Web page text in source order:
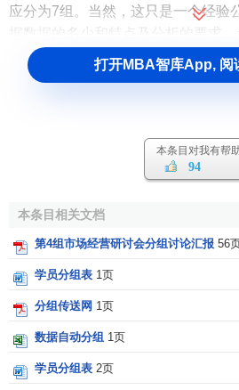
应分为7组。当然，这只是一个经验
据数据的多少和特点及分析的要求
组数。
定，即组距＝（最大值－最小值）÷
数据，最大值为139，最小值为107
÷7＝4.6。为便于计算，组距宜取5
值，因此组距可取5。
据进行分组，可得到下面的频数分布
按零件数分组 频数
打开MBA智库App, 阅
本条目对我有帮
94
本条目相关文档
第4组市场经营研讨会分组讨论汇报 56
学员分组表 1页
分组传送网 1页
数据自动分组 1页
学员分组表 2页